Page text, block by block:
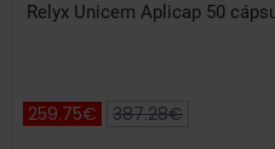
Relyx Unicem Aplicap 50
259.75€ 387.28€